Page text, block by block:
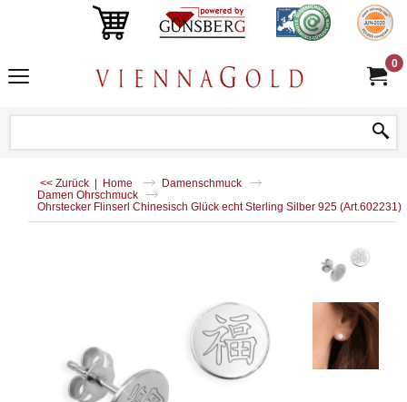
0
<< Zurück | Home
Damenschmuck
Damen Ohrschmuck
Ohrstecker Flinserl Chinesisch Glück echt Sterling Silber 925 (Art.602231)